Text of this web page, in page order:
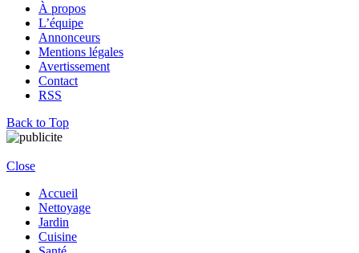
À propos
L’équipe
Annonceurs
Mentions légales
Avertissement
Contact
RSS
Back to Top
Close
Accueil
Nettoyage
Jardin
Cuisine